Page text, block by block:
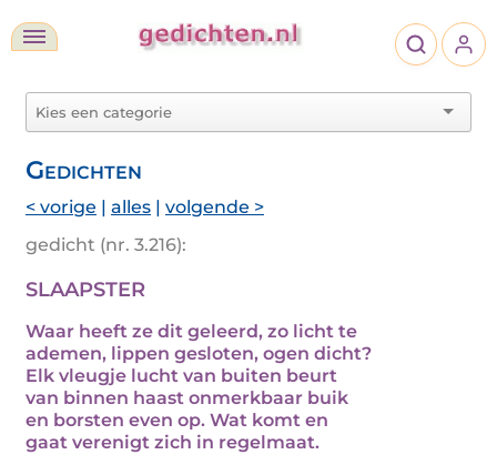
Gedichten
< vorige | alles | volgende >
gedicht (nr. 3.216):
SLAAPSTER
Waar heeft ze dit geleerd, zo licht te
ademen, lippen gesloten, ogen dicht?
Elk vleugje lucht van buiten beurt
van binnen haast onmerkbaar buik
en borsten even op. Wat komt en
gaat verenigt zich in regelmaat.